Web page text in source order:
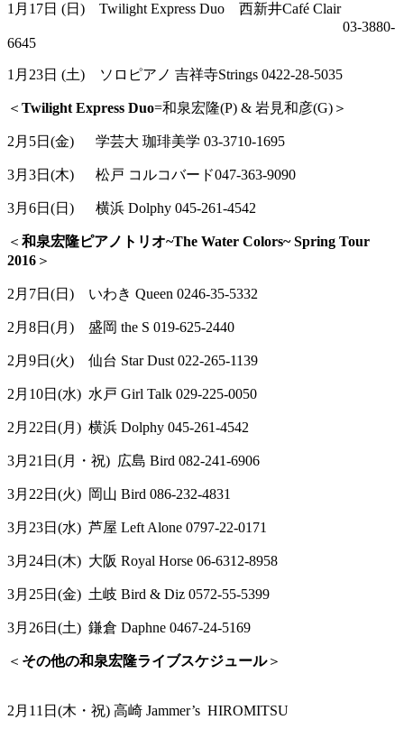
1月 17日 (日 ) Twilight Express Duo 西新井Café Clair
03-3880-
6645
1月 23日 (土) ソロピアノ 吉祥寺Strings 0422-28-5035
＜ Twilight Express Duo=和泉宏隆(P) & 岩見和彦(G) ＞
2月 5日 (金) 学芸大 珈琲美学 03-3710-1695
3月 3日 (木) 松戸 コルコバード047-363-9090
3月6日(日) 横浜 Dolphy 045-261-4542
＜ 和泉宏隆ピアノトリオ~The Water Colors~ Spring Tour
2016 ＞
2月7日(日) いわき Queen 0246-35-5332
2月8日(月) 盛岡 the S 019-625-2440
2月9日(火) 仙台 Star Dust 022-265-1139
2月10日(水) 水戸 Girl Talk 029-225-0050
2月22日(月) 横浜 Dolphy 045-261-4542
3月21日(月・祝) 広島 Bird 082-241-6906
3月22日(火) 岡山 Bird 086-232-4831
3月23日(水) 芦屋 Left Alone 0797-22-0171
3月24日(木) 大阪 Royal Horse 06-6312-8958
3月25日(金) 土岐 Bird & Diz 0572-55-5399
3月26日(土) 鎌倉 Daphne 0467-24-5169
＜ その他の和泉宏隆ライブスケジュール＞
2月 11 日 (木・祝) 高崎 Jammer’s HIROMITSU